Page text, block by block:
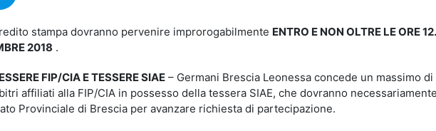
stampa dovranno pervenire improrogabilmente ENTRO E NON OLTRE LE ORE
2018 .
FIP/CIA E TESSERE SIAE – Germani Brescia Leonessa concede un massimo di
affiliati alla FIP/CIA in possesso della tessera SIAE, che dovranno necessariamente
Provinciale di Brescia per avanzare richiesta di partecipazione.